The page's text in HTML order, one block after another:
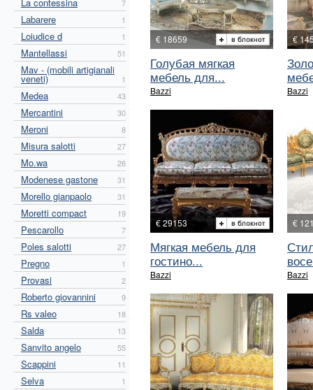
7
Labarere 1
Loiudice d 1
Mantellassi 51
Mav - (mobili artigianali
veneti) 1
Medea 43
Mercantini 30
Meroni 8
Misura salotti 27
Mo.wa 26
Modenese gastone 31
Morello gianpaolo 31
Moretti compact 19
Pescarollo 7
Poles salotti 27
Pregno 1
Provasi 2
Roberto giovannini 9
Rs valeo 18
Salda 13
Sanvito angelo 55
Scappini 11
Selva 1
€ 18659
Голубая мягкая
мебель для...
Bazzi
€
Bazzi
€ 29153
Мягкая мебель для
гостино...
Bazzi
€
Bazzi